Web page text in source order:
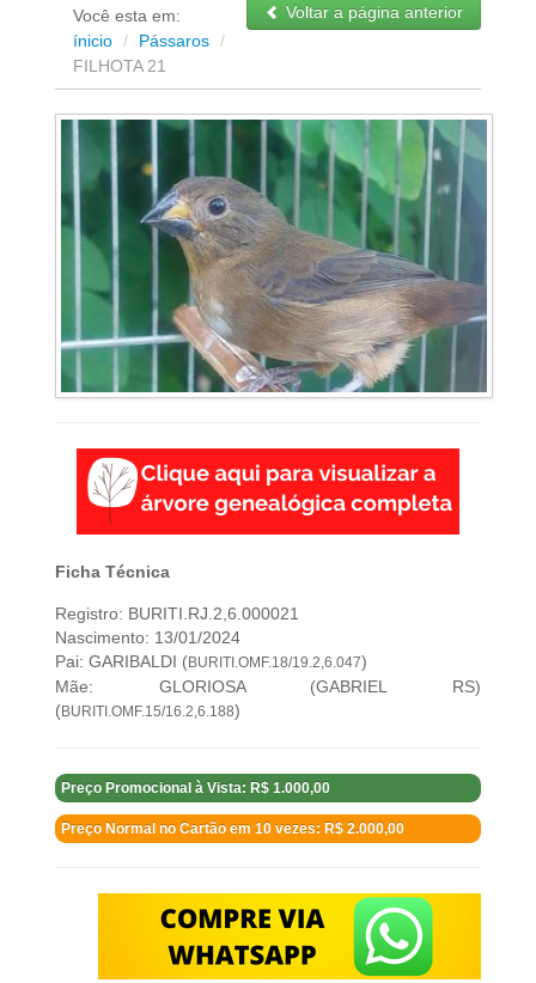
Voltar a página anterior
Você esta em:
ínicio / Pássaros /
FILHOTA 21
Ficha Técnica
Registro: BURITI.RJ.2,6.000021
Nascimento: 13/01/2024
Pai: GARIBALDI (BURITI.OMF.18/19.2,6.047)
Mãe: GLORIOSA (GABRIEL RS)
(BURITI.OMF.15/16.2,6.188)
Preço Promocional à Vista: R$ 1.000,00
Preço Normal no Cartão em 10 vezes: R$ 2.000,00